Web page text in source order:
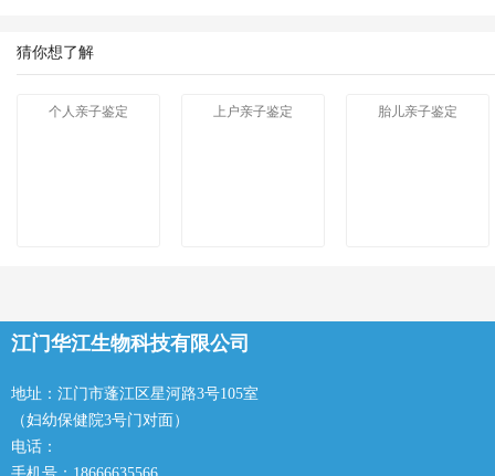
猜你想了解
个人亲子鉴定 上户亲子鉴定 胎儿亲子鉴定
江门华江生物科技有限公司
地址：江门市蓬江区星河路3号105室
（妇幼保健院3号门对面）
电话：